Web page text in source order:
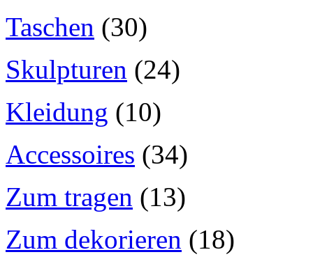
Taschen (30)
Skulpturen (24)
Kleidung (10)
Accessoires (34)
Zum tragen (13)
Zum dekorieren (18)